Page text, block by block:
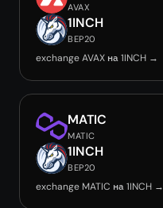
AVAX
1INCH
BEP20
exchange AVAX на 1INCH →
MATIC
MATIC
1INCH
BEP20
exchange MATIC на 1INCH →